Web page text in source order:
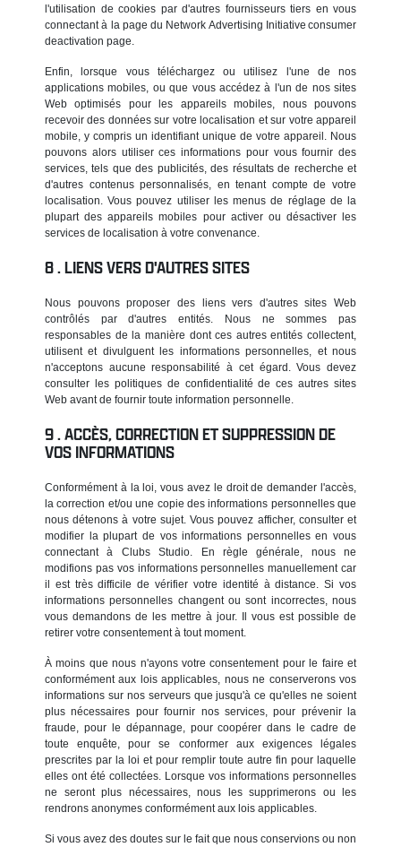
l'utilisation de cookies par d'autres fournisseurs tiers en vous
connectant à la page du Network Advertising Initiative consumer
deactivation page.
Enfin, lorsque vous téléchargez ou utilisez l'une de nos
applications mobiles, ou que vous accédez à l'un de nos sites
Web optimisés pour les appareils mobiles, nous pouvons
recevoir des données sur votre localisation et sur votre appareil
mobile, y compris un identifiant unique de votre appareil. Nous
pouvons alors utiliser ces informations pour vous fournir des
services, tels que des publicités, des résultats de recherche et
d'autres contenus personnalisés, en tenant compte de votre
localisation. Vous pouvez utiliser les menus de réglage de la
plupart des appareils mobiles pour activer ou désactiver les
services de localisation à votre convenance.
LIENS VERS D'AUTRES SITES
Nous pouvons proposer des liens vers d'autres sites Web
contrôlés par d'autres entités. Nous ne sommes pas
responsables de la manière dont ces autres entités collectent,
utilisent et divulguent les informations personnelles, et nous
n'acceptons aucune responsabilité à cet égard. Vous devez
consulter les politiques de confidentialité de ces autres sites
Web avant de fournir toute information personnelle.
ACCÈS, CORRECTION ET SUPPRESSION DE
VOS INFORMATIONS
Conformément à la loi, vous avez le droit de demander l'accès,
la correction et/ou une copie des informations personnelles que
nous détenons à votre sujet. Vous pouvez afficher, consulter et
modifier la plupart de vos informations personnelles en vous
connectant à Clubs Studio. En règle générale, nous ne
modifions pas vos informations personnelles manuellement car
il est très difficile de vérifier votre identité à distance. Si vos
informations personnelles changent ou sont incorrectes, nous
vous demandons de les mettre à jour. Il vous est possible de
retirer votre consentement à tout moment.
À moins que nous n'ayons votre consentement pour le faire et
conformément aux lois applicables, nous ne conserverons vos
informations sur nos serveurs que jusqu'à ce qu'elles ne soient
plus nécessaires pour fournir nos services, pour prévenir la
fraude, pour le dépannage, pour coopérer dans le cadre de
toute enquête, pour se conformer aux exigences légales
prescrites par la loi et pour remplir toute autre fin pour laquelle
elles ont été collectées. Lorsque vos informations personnelles
ne seront plus nécessaires, nous les supprimerons ou les
rendrons anonymes conformément aux lois applicables.
Si vous avez des doutes sur le fait que nous conservions ou non